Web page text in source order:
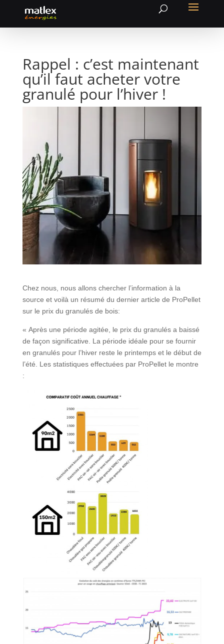
Rappel : c’est maintenant
qu’il faut acheter votre
granulé pour l’hiver !
Chez nous, nous allons chercher l’information à la
source et voilà un résumé du dernier article de ProPellet
sur le prix du granulés de bois:
« Après une période agitée, le prix du granulés a baissé
de façon significative. La période idéale pour se fournir
en granulés pour l’hiver reste le printemps et le début de
l’été. Les statistiques effectuées par ProPellet le montre
: